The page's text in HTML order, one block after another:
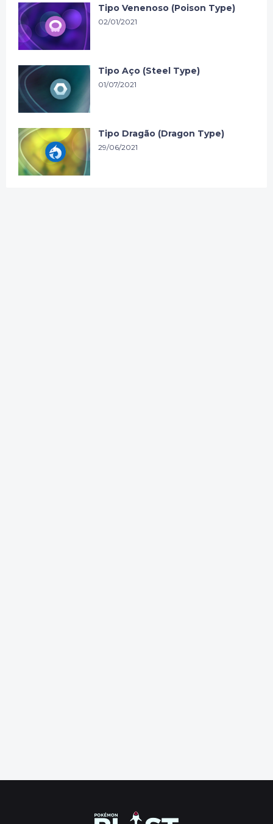
Tipo Venenoso (Poison Type)
02/01/2021
Tipo Aço (Steel Type)
01/07/2021
Tipo Dragão (Dragon Type)
29/06/2021